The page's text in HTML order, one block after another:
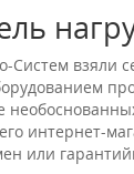
Систем взяли
интернет-
или